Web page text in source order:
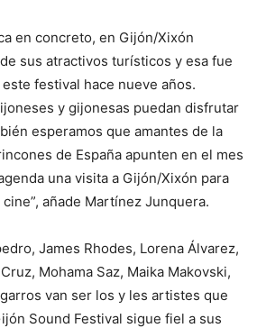
en concreto, en Gijón/Xixón
sus atractivos turísticos y esa fue
festival hace nueve años.
y gijonesas puedan disfrutar
esperamos que amantes de la
de España apunten en el mes
una visita a Gijón/Xixón para
añade Martínez Junquera.
James Rhodes, Lorena Álvarez,
Mohama Saz, Maika Makovski,
van ser los y les artistes que
Sound Festival sigue fiel a sus